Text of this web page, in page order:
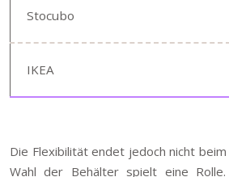
Stocubo
IKEA
Die Flexibilität endet jedoch nicht
Wahl der Behälter spielt eine Rolle.